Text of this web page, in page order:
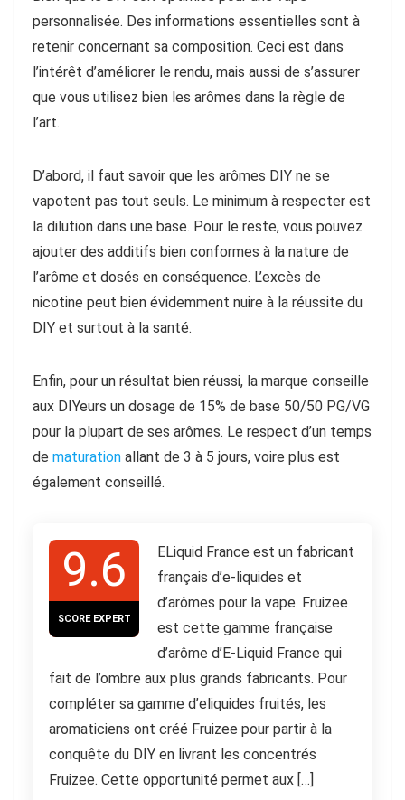
personnalisée. Des informations essentielles sont à
retenir concernant sa composition. Ceci est dans
l’intérêt d’améliorer le rendu, mais aussi de s’assurer
que vous utilisez bien les arômes dans la règle de
l’art.
D’abord, il faut savoir que les arômes DIY ne se
vapotent pas tout seuls. Le minimum à respecter est
la dilution dans une base. Pour le reste, vous pouvez
ajouter des additifs bien conformes à la nature de
l’arôme et dosés en conséquence. L’excès de
nicotine peut bien évidemment nuire à la réussite du
DIY et surtout à la santé.
Enfin, pour un résultat bien réussi, la marque conseille
aux DIYeurs un dosage de 15% de base 50/50 PG/VG
pour la plupart de ses arômes. Le respect d’un temps
de maturation allant de 3 à 5 jours, voire plus est
également conseillé.
9.6
SCORE EXPERT
ELiquid France est un fabricant
français d’e-liquides et
d’arômes pour la vape. Fruizee
est cette gamme française
d’arôme d’E-Liquid France qui
fait de l’ombre aux plus grands fabricants. Pour
compléter sa gamme d’eliquides fruités, les
aromaticiens ont créé Fruizee pour partir à la
conquête du DIY en livrant les concentrés
Fruizee. Cette opportunité permet aux […]